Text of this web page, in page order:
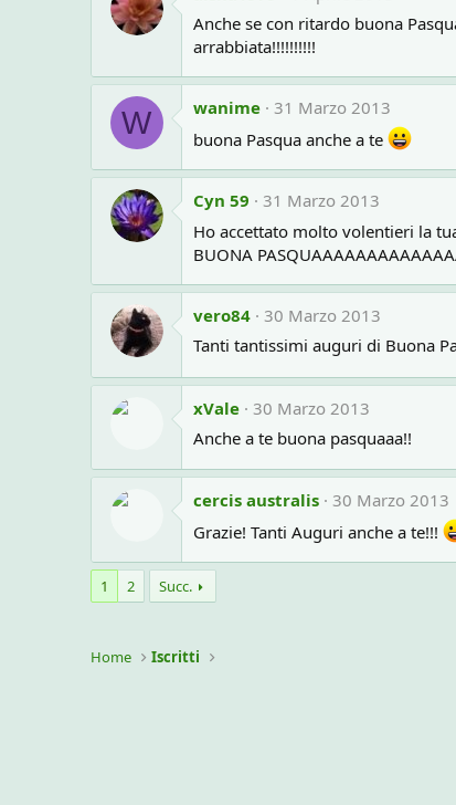
Anche se con ritardo buona
arrabbiata!!!!!!!!!!
W wanime 31 Marzo 2013
buona Pasqua anche a te
Cyn 59
31 Marzo 2013
Ho accettato molto volentieri la
BUONA
vero84 30 Marzo 2013
Tanti tantissimi auguri di Buona
xVale 30 Marzo 2013
Anche a te buona pasquaaa!!
cercis australis 30 Marzo 2013
Grazie! Tanti Auguri anche a te!!!
1 2 Succ.
Home Iscritti